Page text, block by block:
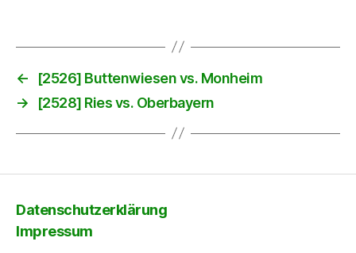
←
[2526] Buttenwiesen vs. Monheim
→
[2528] Ries vs. Oberbayern
Datenschutzerklärung
Impressum